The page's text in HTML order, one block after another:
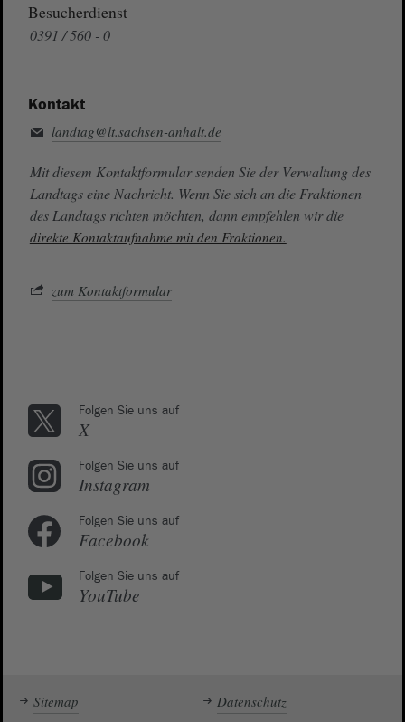
Besucherdienst
0391 / 560 - 0
Kontakt
landtag@lt.sachsen-anhalt.de
Mit diesem Kontaktformular senden Sie der Verwaltung des
Landtags eine Nachricht. Wenn Sie sich an die Fraktionen
des Landtags richten möchten, dann empfehlen wir die
direkte Kontaktaufnahme mit den Fraktionen.
zum Kontaktformular
Folgen Sie uns auf
X
Folgen Sie uns auf
Instagram
Folgen Sie uns auf
Facebook
Folgen Sie uns auf
YouTube
Sitemap Datenschutz